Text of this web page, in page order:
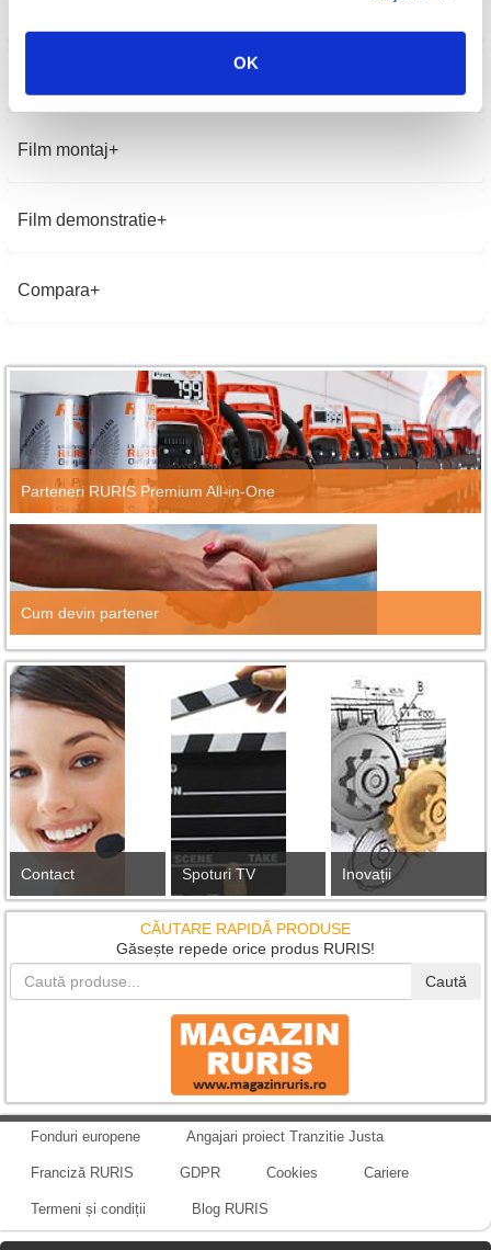
OK
Film montaj
Film demonstratie
Compara
Parteneri RURIS Premium All-in-One
Cum devin partener
Contact Spoturi TV Inovații
CĂUTARE RAPIDĂ PRODUSE
Găsește repede orice produs RURIS!
Caută
Fonduri europene Angajari proiect Tranzitie Justa
Franciză RURIS GDPR Cookies Cariere
Termeni și condiții Blog RURIS